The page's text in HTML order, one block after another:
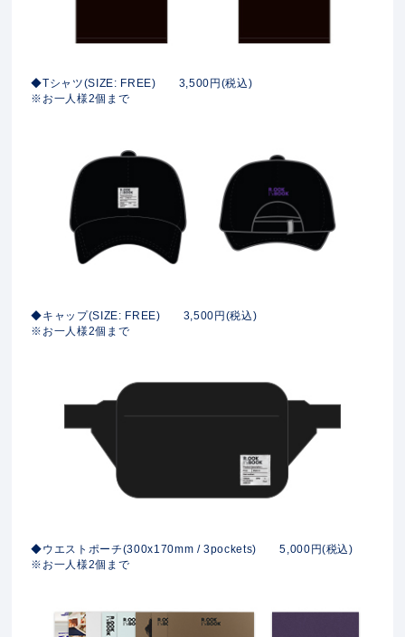
◆Tシャツ(SIZE: FREE) 3,500円(税込)
※お一人様2個まで
◆キャップ(SIZE: FREE) 3,500円(税込)
※お一人様2個まで
◆ウエストポーチ(300x170mm / 3pockets) 5,000円(税込)
※お一人様2個まで